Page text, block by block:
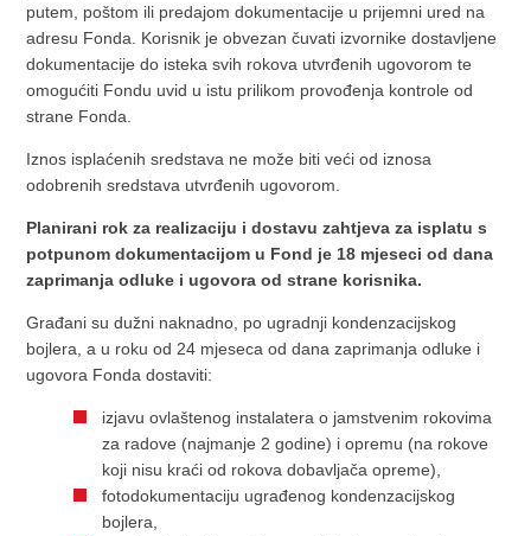
putem, poštom ili predajom dokumentacije u prijemni ured na
adresu Fonda. Korisnik je obvezan čuvati izvornike dostavljene
dokumentacije do isteka svih rokova utvrđenih ugovorom te
omogućiti Fondu uvid u istu prilikom provođenja kontrole od
strane Fonda.
Iznos isplaćenih sredstava ne može biti veći od iznosa
odobrenih sredstava utvrđenih ugovorom.
Planirani rok za realizaciju i dostavu zahtjeva za isplatu s
potpunom dokumentacijom u Fond je 18 mjeseci od dana
zaprimanja odluke i ugovora od strane korisnika.
Građani su dužni naknadno, po ugradnji kondenzacijskog
bojlera, a u roku od 24 mjeseca od dana zaprimanja odluke i
ugovora Fonda dostaviti:
izjavu ovlaštenog instalatera o jamstvenim rokovima
za radove (najmanje 2 godine) i opremu (na rokove
koji nisu kraći od rokova dobavljača opreme),
fotodokumentaciju ugrađenog kondenzacijskog
bojlera,